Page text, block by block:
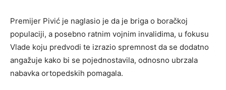
Premijer Pivić je naglasio je da je briga o boračkoj
populaciji, a posebno ratnim vojnim invalidima, u fokusu
Vlade koju predvodi te izrazio spremnost da se dodatno
angažuje kako bi se pojednostavila, odnosno ubrzala
nabavka ortopedskih pomagala.